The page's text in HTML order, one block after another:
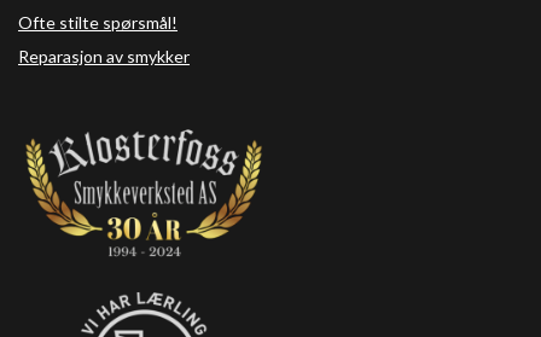
Ofte stilte spørsmål!
Reparasjon av smykker